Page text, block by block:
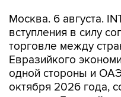
торговле между
Евразийкого
одной стороны и ОАЭ
октября 2026 года,
торговле
комиссии (ЕЭК)